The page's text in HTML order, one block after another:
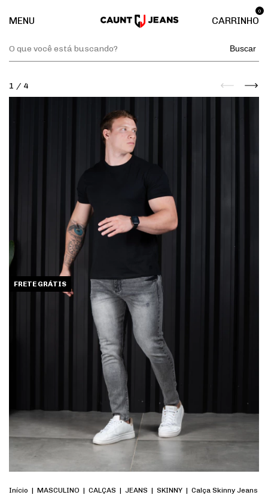
MENU CARRINHO
0
Buscar
1 / 4
FRETE GRÁTIS
Início | MASCULINO | CALÇAS | JEANS | SKINNY | Calça Skinny Jeans